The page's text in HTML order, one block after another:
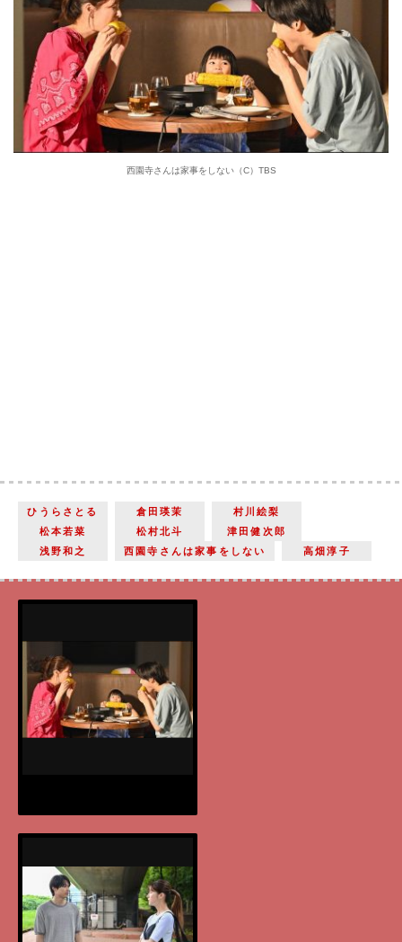
西園寺さんは家事をしない（C）TBS
ひうらさとる 倉田瑛茉
村川絵梨
松本若菜
松村北斗
津田健次郎
浅野和之
西園寺さんは家事をしない 高畑淳子